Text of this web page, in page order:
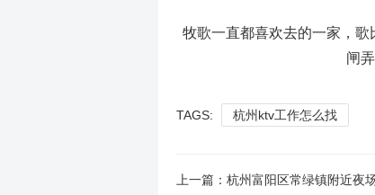
牧歌一直都喜欢去的一家，
闸
TAGS: 杭州ktv工作怎么找
上一篇： 杭州富阳区常绿镇附近夜